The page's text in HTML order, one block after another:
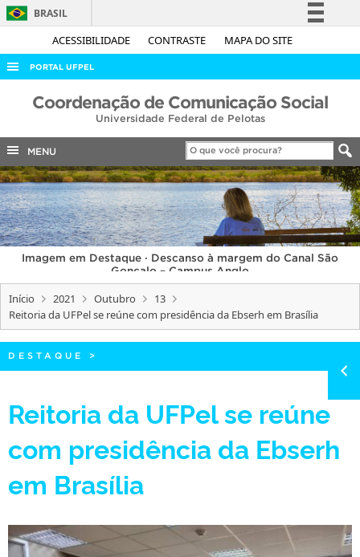
ACESSIBILIDADE CONTRASTE MAPA DO SITE
BRASIL
Simplifique!
Acesso à informação
Legislação
Canais
PORTAL UFPEL
ACESSO À INFORMAÇÃO
COBALTO
CONCURSOS
EDITAIS
INTERNACIONAL
OUVIDORIA
PORTARIAS
TELEFONES
Coordenação de Comunicação Social
Universidade Federal de Pelotas
MENU
Imagem em Destaque · Descanso à margem do Canal São
Gonçalo – Campus Anglo
Início 2021 Outubro
13
Reitoria da UFPel se reúne com presidência da Ebserh em Brasília
DESTAQUE >
Reitoria da UFPel se reúne
com presidência da Ebserh
em Brasília